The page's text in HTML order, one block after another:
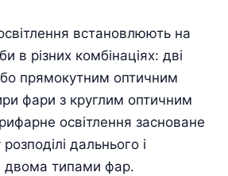
встановлюють на
в різних комбінаціях: дві
прямокутним оптичним
фари з круглим оптичним
освітлення засноване
дальнього і
двома типами фар.